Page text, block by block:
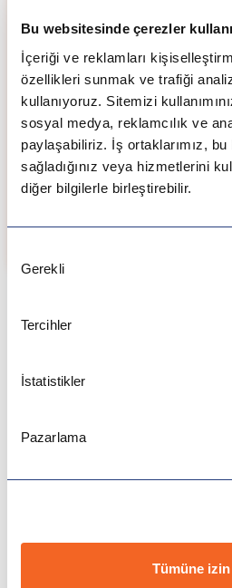
Bu websitesinde çerezler
İçeriği ve reklamları
özellikleri sunmak ve trafiği
kullanıyoruz. Sitemizi
sosyal medya, reklamcılık ve
paylaşabiliriz. İş ortaklarımız,
sağladığınız veya hizmetlerini
diğer bilgilerle birleştirebilir.
Seçimi
Gerekli
Tercihler
İstatistikler
Pazarlama
Tümüne
değil onların kültürel bakış
gerekli bilgilerin sağlanmasını
uzmanlığı hem lise hem
birçok öğrenciye yol
gelecek planlarını da göz
yönlendirme yapan,
bulunan ICES Turkey
istedikleri ve kendilerine
sahip olmaları için çalışır.
Detaylı görüşme yapmak için
Bilgi Almak İçin